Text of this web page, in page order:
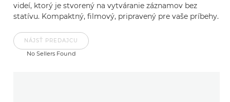
videí, ktorý je stvorený na vytváranie záznamov bez
statívu. Kompaktný, filmový, pripravený pre vaše príbehy.
NÁJSŤ PREDAJCU
No Sellers Found